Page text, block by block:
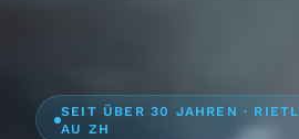
SEIT ÜBER 30 JAHREN ·
AU ZH